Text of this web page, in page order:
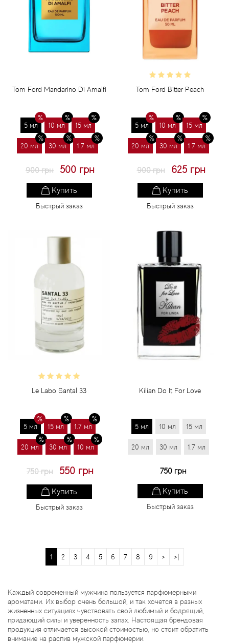
Tom Ford Mandarino Di Amalfi
5 мл 10 мл 15 мл
20 мл 30 мл 1.7 мл
900 грн 500 грн
Купить
Быстрый заказ
Tom Ford Bitter Peach
5 мл 10 мл 15 мл
20 мл 30 мл 1.7 мл
900 грн 625 грн
Купить
Быстрый заказ
Le Labo Santal 33
5 мл 15 мл 1.7 мл
20 мл 30 мл 10 мл
750 грн 550 грн
Купить
Быстрый заказ
Kilian Do It For Love
5 мл 10 мл 15 мл
20 мл 30 мл 1.7 мл
750 грн
Купить
Быстрый заказ
1 2 3 4 5 6 7 8 9 > >|
Каждый современный мужчина пользуется парфюмерными
ароматами. Их выбор очень большой, и так хочется в разных
жизненных ситуациях чувствовать свой любимый и бодрящий,
придающий силы и уверенность запах. Настоящая брендовая
продукция отличается высокой стоимостью, но стоит обратить
внимание на распив мужской парфюмерии.